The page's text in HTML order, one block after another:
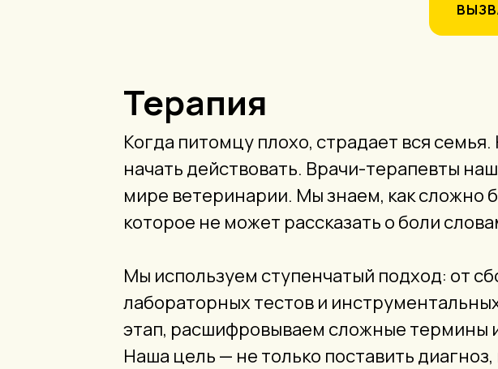
Терапия
Когда питомцу плохо, страдает вся
начать действовать. Врачи-терапевты
мире ветеринарии. Мы знаем, как сложно
которое не может рассказать о боли
Мы используем ступенчатый подход: от
лабораторных тестов и
этап, расшифровываем сложные термины
Наша цель — не только поставить